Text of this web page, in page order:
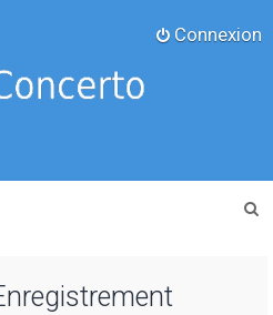
Connexion